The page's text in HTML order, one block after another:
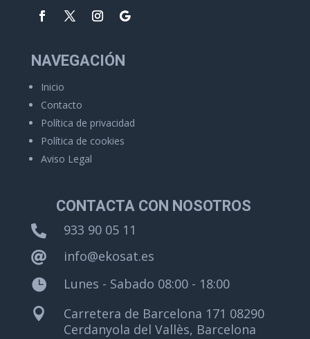
NAVEGACIÓN
Inicio
Contacto
Política de privacidad
Política de cookies
Aviso Legal
CONTACTA CON NOSOTROS
 933 90 05 11
 info@ekosat.es
 Lunes - Sabado 08:00 - 18:00

Carretera de Barcelona 171 08290
Cerdanyola del Vallès, Barcelona